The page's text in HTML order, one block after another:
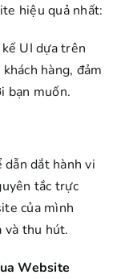
hiệu quả nhất:
UI dựa trên
hàng, đảm
bạn muốn.
dắt hành vi
tắc trực
của mình
và thu hút.
Website